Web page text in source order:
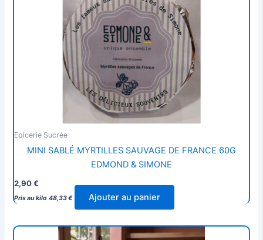
Epicerie Sucrée
MINI SABLÉ MYRTILLES SAUVAGE DE FRANCE 60G
EDMOND & SIMONE
2,90€
Prix au kilo 48,33€ Ajouter au panier